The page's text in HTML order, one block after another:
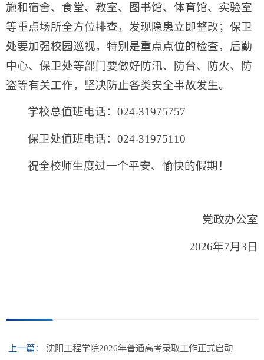
施和宿舍、食堂、教室、图书馆、体育馆、实验室
等重点场所全方位排查，发现隐患立即整改；保卫
处要加强校园巡视，特别是重点点位的检查，后勤
中心、保卫处等部门要做好防汛、防台、防火、防
盗等有关工作，坚决防止各类安全事故发生。
学校总值班电话：024-31975757
保卫处值班电话：024-31975110
祝全校师生度过一个平安、愉快的假期！
党政办公室
2026年7月3日
上一篇： 沈阳工程学院2026年普通高考录取工作正式启动